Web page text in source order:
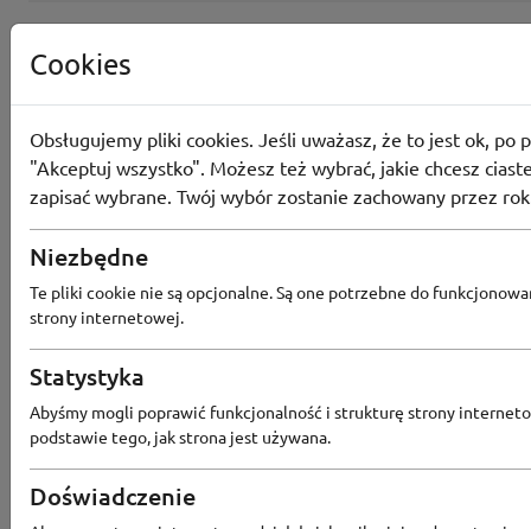
Popularne sklepy
RTV EURO AGD MODIVO
KOMFORT CCC SMYK
Cookies
Obsługujemy pliki cookies. Jeśli uważasz, że to jest ok, po
"Akceptuj wszystko". Możesz też wybrać, jakie chcesz
zapisać wybrane. Twój wybór zostanie zachowany przez
Niezbędne
Te pliki cookie nie są opcjonalne. Są one potrzebne do
strony internetowej.
Statystyka
Abyśmy mogli poprawić funkcjonalność i strukturę strony
podstawie tego, jak strona jest używana.
Doświadczenie